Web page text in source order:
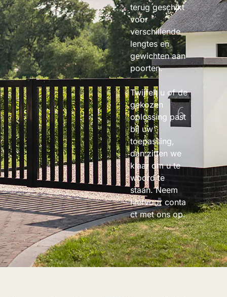
terug geschikt
voor
verschillende
lengtes en
gewichten aan
poorten.
Twijfelt u of de
gekozen
oplossing past
bij uw
toepassing,
dan zitten we
klaar om u te
woord te
staan. Neem
hiervoor conta
ct met ons op.